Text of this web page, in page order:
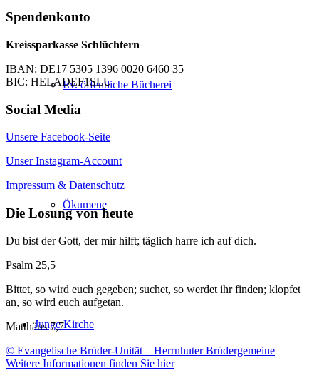
Ev. öffentliche Bücherei
Ökumene
Junge Kirche
Spendenkonto
Kreissparkasse Schlüchtern
IBAN: DE17 5305 1396 0020 6460 35
BIC: HELADEF1SLU
Social Media
Unsere Facebook-Seite
Unser Instagram-Account
Impressum & Datenschutz
Die Losung von heute
Du bist der Gott, der mir hilft; täglich harre ich auf dich.
Psalm 25,5
Bittet, so wird euch gegeben; suchet, so werdet ihr finden; klopfet
an, so wird euch aufgetan.
Matthäus 7,7
© Evangelische Brüder-Unität – Herrnhuter Brüdergemeine
Weitere Informationen finden Sie hier